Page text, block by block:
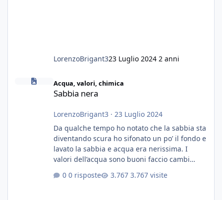
LorenzoBrigant323 Luglio 2024 2 anni
Sabbia nera
Acqua, valori, chimica
Sabbia nera
LorenzoBrigant3 · 23 Luglio 2024
Da qualche tempo ho notato che la sabbia sta
diventando scura ho sifonato un po’ il fondo e
lavato la sabbia e acqua era nerissima. I
valori dell’acqua sono buoni faccio cambi
fertilizzato.le foglie delle piante sono
0 risposte 3.767 visite